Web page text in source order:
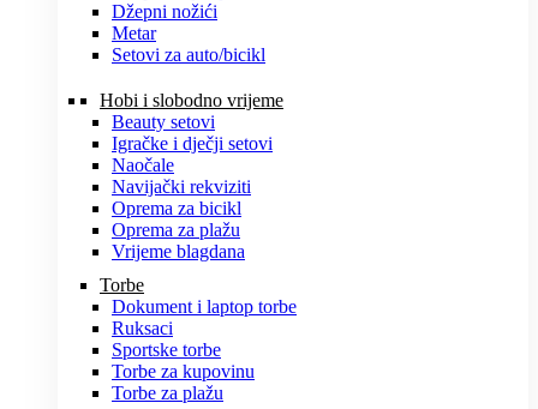
Džepni nožići
Metar
Setovi za auto/bicikl
Hobi i slobodno vrijeme
Beauty setovi
Igračke i dječji setovi
Naočale
Navijački rekviziti
Oprema za bicikl
Oprema za plažu
Vrijeme blagdana
Torbe
Dokument i laptop torbe
Ruksaci
Sportske torbe
Torbe za kupovinu
Torbe za plažu